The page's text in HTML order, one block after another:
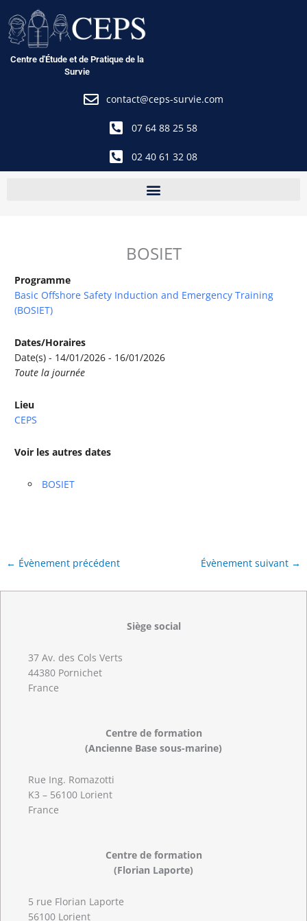
au
contenu
Centre d'Étude et de Pratique de la
Survie
contact@ceps-survie.com
07 64 88 25 58
02 40 61 32 08
BOSIET
Programme
Basic Offshore Safety Induction and Emergency Training
(BOSIET)
Dates/Horaires
Date(s) - 14/01/2026 - 16/01/2026
Toute la journée
Lieu
CEPS
Voir les autres dates
BOSIET
← Évènement précédent Évènement suivant →
Siège social
37 Av. des Cols Verts
44380 Pornichet
France
Centre de formation
(Ancienne Base sous-marine)
Rue Ing. Romazotti
K3 – 56100 Lorient
France
Centre de formation
(Florian Laporte)
5 rue Florian Laporte
56100 Lorient